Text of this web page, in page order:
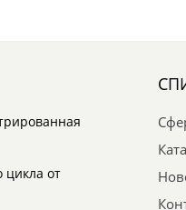
цикла от